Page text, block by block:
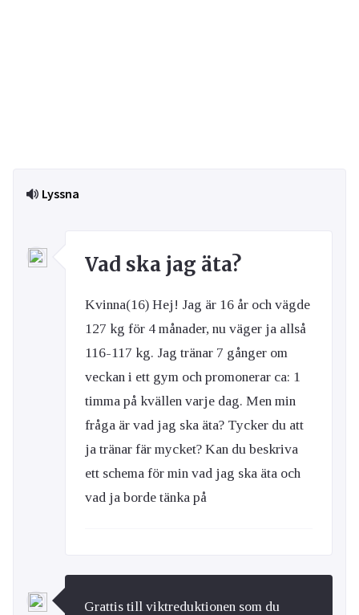
Lyssna
Vad ska jag äta?
Kvinna(16) Hej! Jag är 16 år och vägde
127 kg för 4 månader, nu väger ja allså
116-117 kg. Jag tränar 7 gånger om
veckan i ett gym och promonerar ca: 1
timma på kvällen varje dag. Men min
fråga är vad jag ska äta? Tycker du att
ja tränar fär mycket? Kan du beskriva
ett schema för min vad jag ska äta och
vad ja borde tänka på
Grattis till viktreduktionen som du